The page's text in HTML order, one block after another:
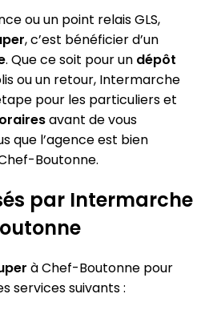
ou un point relais GLS,
, c’est bénéficier d’un
. Que ce soit pour un dépôt
ou un retour, Intermarche
pour les particuliers et
avant de vous
que l’agence est bien
Boutonne.
par Intermarche
à Chef-Boutonne pour
services suivants :